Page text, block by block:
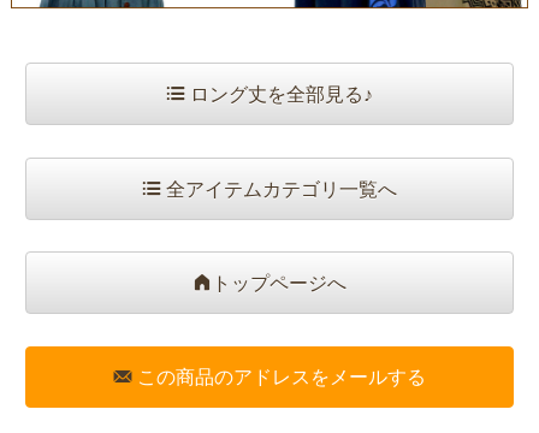
ロング丈を全部見る♪
全アイテムカテゴリ一覧へ
トップページへ
この商品のアドレスをメールする